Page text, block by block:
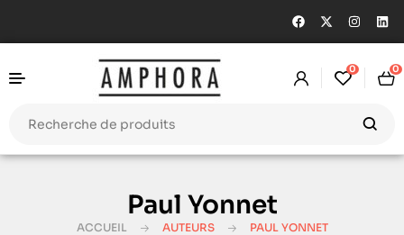
0 0
Paul Yonnet
ACCUEIL AUTEURS PAUL YONNET